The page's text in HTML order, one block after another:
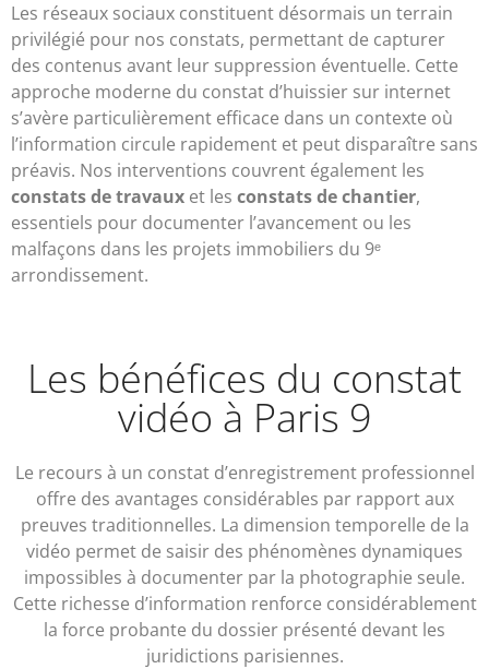
Les réseaux sociaux constituent désormais un terrain
privilégié pour nos constats, permettant de capturer
des contenus avant leur suppression éventuelle. Cette
approche moderne du constat d’huissier sur internet
s’avère particulièrement efficace dans un contexte où
l’information circule rapidement et peut disparaître sans
préavis. Nos interventions couvrent également les
constats de travaux et les constats de chantier,
essentiels pour documenter l’avancement ou les
malfaçons dans les projets immobiliers du 9ᵉ
arrondissement.
Les bénéfices du constat
vidéo à Paris 9
Le recours à un constat d’enregistrement professionnel
offre des avantages considérables par rapport aux
preuves traditionnelles. La dimension temporelle de la
vidéo permet de saisir des phénomènes dynamiques
impossibles à documenter par la photographie seule.
Cette richesse d’information renforce considérablement
la force probante du dossier présenté devant les
juridictions parisiennes.